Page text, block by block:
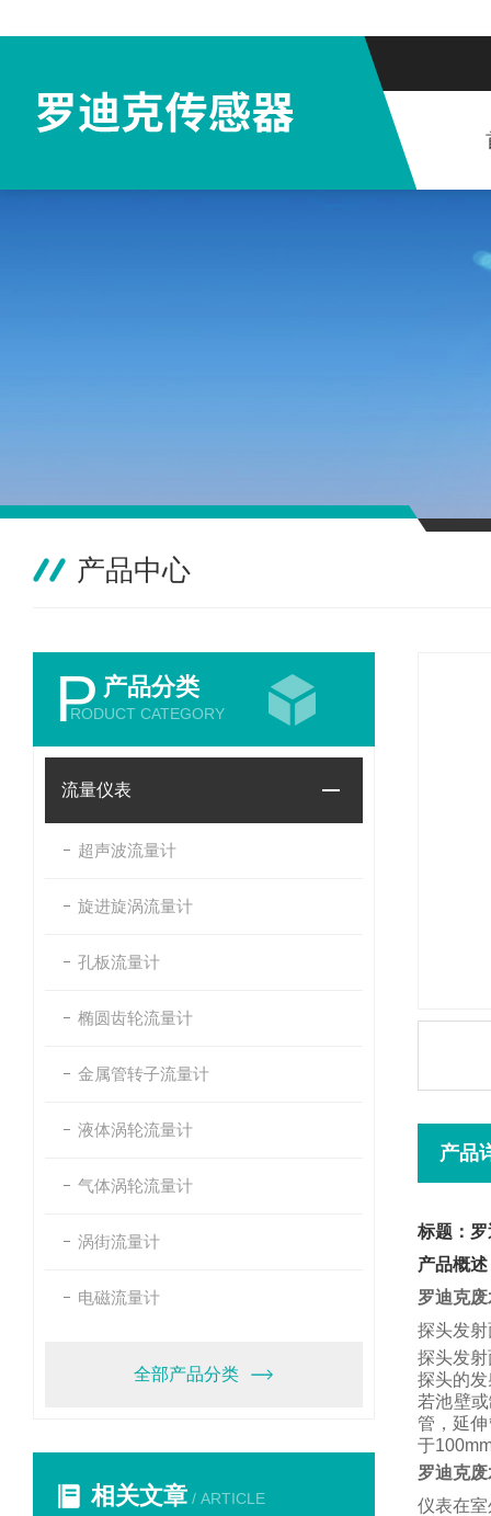
产品中心
P 产品分类
RODUCT CATEGORY
流量仪表
超声波流量计
旋进旋涡流量计
孔板流量计
椭圆齿轮流量计
金属管转子流量计
液体涡轮流量计
气体涡轮流量计
涡街流量计
电磁流量计
全部产品分类
相关文章 / ARTICLE
产品
标题：
产品概述
罗迪克
探头发
探头发
探头的
若池壁
管，延
于
罗迪克
仪表在